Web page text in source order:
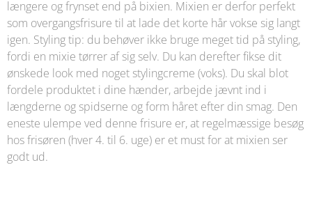
længere og frynset end på bixien. Mixien er derfor perfekt
som overgangsfrisure til at lade det korte hår vokse sig langt
igen. Styling tip: du behøver ikke bruge meget tid på styling,
fordi en mixie tørrer af sig selv. Du kan derefter fikse dit
ønskede look med noget stylingcreme (voks). Du skal blot
fordele produktet i dine hænder, arbejde jævnt ind i
længderne og spidserne og form håret efter din smag. Den
eneste ulempe ved denne frisure er, at regelmæssige besøg
hos frisøren (hver 4. til 6. uge) er et must for at mixien ser
godt ud.